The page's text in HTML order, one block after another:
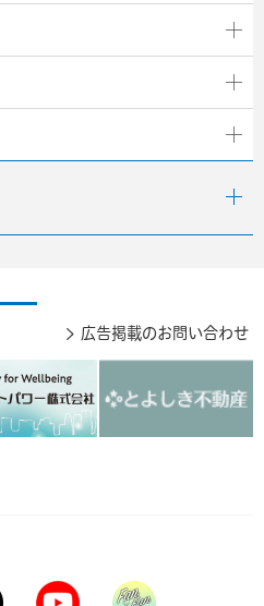
広告掲載のお問い合わせ